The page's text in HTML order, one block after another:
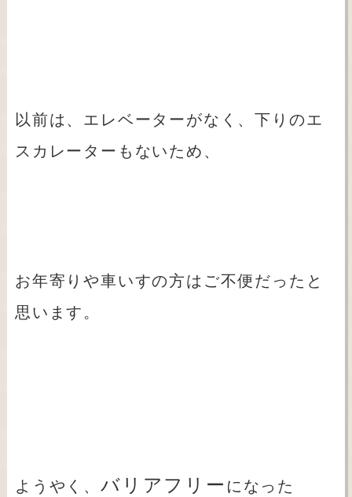
以前は、エレベーターがなく、下りのエ
スカレーターもないため、
お年寄りや車いすの方はご不便だったと
思います。
ようやく、 バリアフリー になった